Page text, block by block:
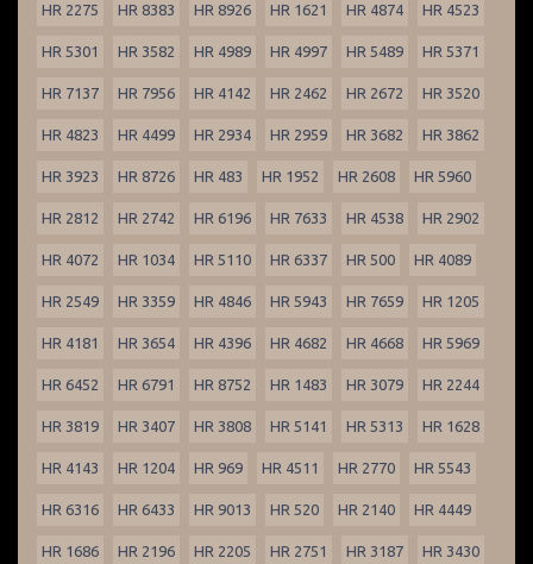
HR 2275 HR 8383 HR 8926 HR 1621 HR 4874 HR 4523
HR 5301 HR 3582 HR 4989 HR 4997 HR 5489 HR 5371
HR 7137 HR 7956 HR 4142 HR 2462 HR 2672 HR 3520
HR 4823 HR 4499 HR 2934 HR 2959 HR 3682 HR 3862
HR 3923 HR 8726 HR 483 HR 1952 HR 2608 HR 5960
HR 2812 HR 2742 HR 6196 HR 7633 HR 4538 HR 2902
HR 4072 HR 1034 HR 5110 HR 6337 HR 500 HR 4089
HR 2549 HR 3359 HR 4846 HR 5943 HR 7659 HR 1205
HR 4181 HR 3654 HR 4396 HR 4682 HR 4668 HR 5969
HR 6452 HR 6791 HR 8752 HR 1483 HR 3079 HR 2244
HR 3819 HR 3407 HR 3808 HR 5141 HR 5313 HR 1628
HR 4143 HR 1204 HR 969 HR 4511 HR 2770 HR 5543
HR 6316 HR 6433 HR 9013 HR 520 HR 2140 HR 4449
HR 1686 HR 2196 HR 2205 HR 2751 HR 3187 HR 3430